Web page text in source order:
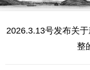
2026.3.13号发布关